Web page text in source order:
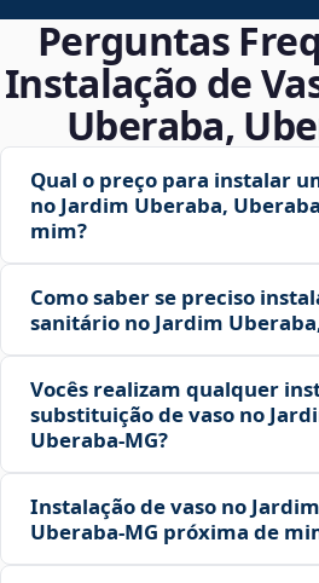
Perguntas
Instalação de
Uberaba,
Qual o preço para instalar
no Jardim Uberaba,
mim?
Como saber se preciso
sanitário no Jardim
Vocês realizam qualquer
substituição de vaso no
Uberaba‑MG?
Instalação de vaso no
Uberaba‑MG próxima de